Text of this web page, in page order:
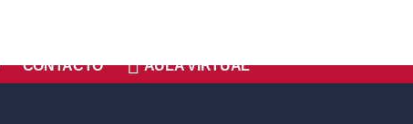
CONTACTO AULA VIRTUAL